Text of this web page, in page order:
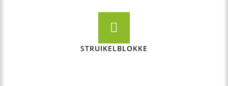
STRUIKELBLOKKE